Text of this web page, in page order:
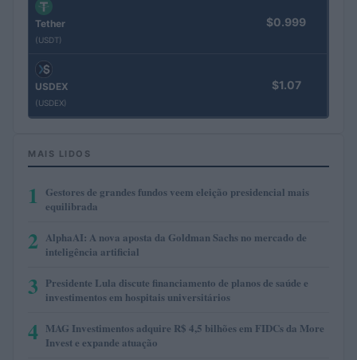
Tether
(USDT)
$0.999
USDEX
(USDEX)
$1.07
MAIS LIDOS
1
Gestores de grandes fundos veem eleição presidencial mais
equilibrada
2 AlphaAI: A nova aposta da Goldman Sachs no mercado de
inteligência artificial
3 Presidente Lula discute financiamento de planos de saúde e
investimentos em hospitais universitários
4 MAG Investimentos adquire R$ 4,5 bilhões em FIDCs da More
Invest e expande atuação